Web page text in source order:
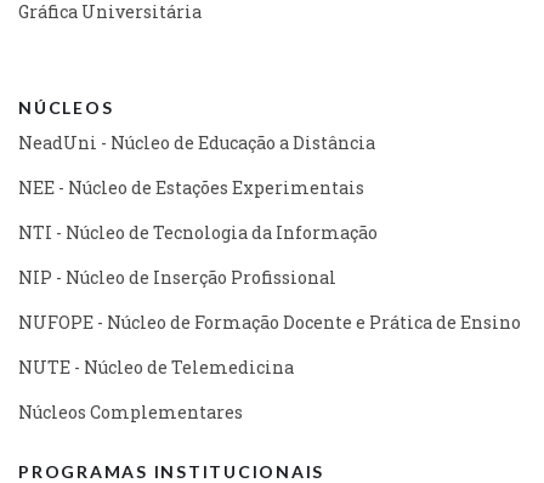
Gráfica Universitária
NÚCLEOS
NeadUni - Núcleo de Educação a Distância
NEE - Núcleo de Estações Experimentais
NTI - Núcleo de Tecnologia da Informação
NIP - Núcleo de Inserção Profissional
NUFOPE - Núcleo de Formação Docente e Prática de Ensino
NUTE - Núcleo de Telemedicina
Núcleos Complementares
PROGRAMAS INSTITUCIONAIS